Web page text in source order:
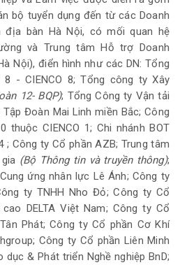
bộ tuyển dụng đến từ các Doanh
địa bàn Hà Nội, có mối quan hệ
và Trung tâm Hỗ trợ Doanh
Nội), điển hình như các DN: Tổng
8 - CIENCO 8; Tổng công ty Xây
12- BQP); Tổng Công ty Vận tải
Tập Đoàn Mai Linh miền Bắc; Công
thuộc CIENCO 1; Chi nhánh BOT
; Công ty Cổ phần AZB; Trung tâm
(Bộ Thông tin và truyền thông);
ứng nhân lực Lê Ánh; Công ty
ty TNHH Nho Đỏ; Công ty Cổ
DELTA Việt Nam; Công ty Cổ
Phát; Công ty Cổ phần Cơ Khí
Công ty Cổ phần Liên Minh
dục & Phát triển Nghề nghiệp BnD;